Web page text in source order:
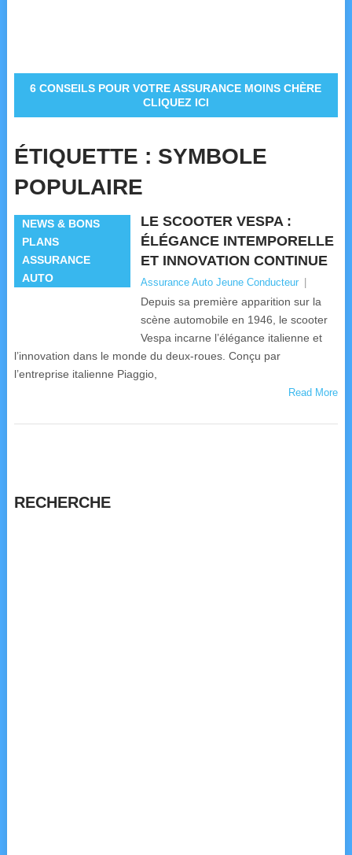
6 CONSEILS POUR VOTRE ASSURANCE MOINS CHÈRE
CLIQUEZ ICI
ÉTIQUETTE : SYMBOLE
POPULAIRE
NEWS & BONS
PLANS
ASSURANCE
AUTO
LE SCOOTER VESPA :
ÉLÉGANCE INTEMPORELLE
ET INNOVATION CONTINUE
Assurance Auto Jeune Conducteur
Depuis sa première apparition sur la
scène automobile en 1946, le scooter
Vespa incarne l’élégance italienne et
l’innovation dans le monde du deux-roues. Conçu par
l’entreprise italienne Piaggio,
Read More
RECHERCHE